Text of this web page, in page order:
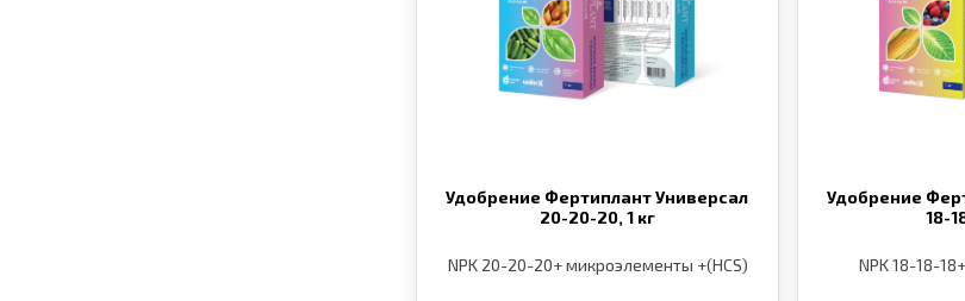
Удобрение Фертиплант Универсал
20-20-20, 1 кг
NPK 20-20-20+ микроэлементы +(HCS)
Удобрение
18-
NPK 18-18-